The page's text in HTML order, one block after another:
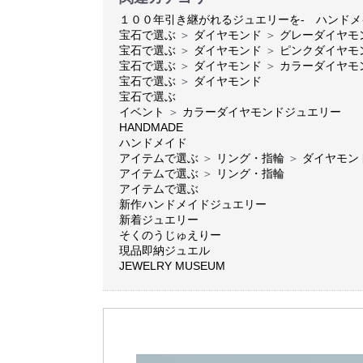
１００年引き継がれるジュエリーを- ハンド
宝石で選ぶ ＞ ダイヤモンド ＞ グレーダイヤモ
宝石で選ぶ ＞ ダイヤモンド ＞ ピンクダイヤモ
宝石で選ぶ ＞ ダイヤモンド ＞ カラーダイヤモ
宝石で選ぶ ＞ ダイヤモンド
宝石で選ぶ
イベント
＞ カラーダイヤモンドジュエリー
HANDMADE
ハンドメイド
アイテムで選ぶ ＞ リング・指輪 ＞ ダイヤモン
アイテムで選ぶ ＞
リング・指輪
アイテムで選ぶ
新作ハンドメイドジュエリー
新着ジュエリー
そくのうじゅえりー
現品即納ジュエル
JEWELRY MUSEUM